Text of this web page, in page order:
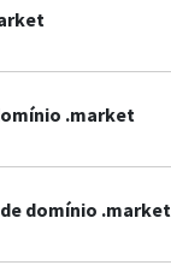
.market
domínio .market